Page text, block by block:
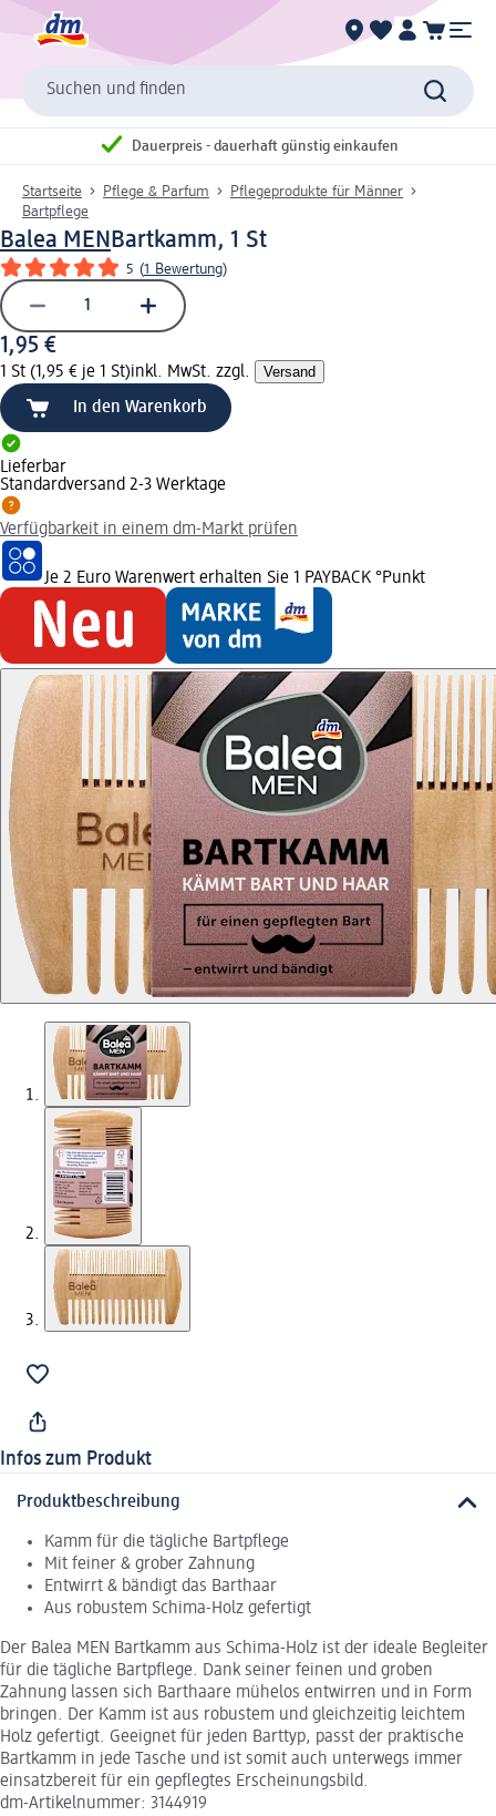
Suchen und finden
Dauerpreis - dauerhaft günstig einkaufen
Startseite Pflege & Parfum
Pflegeprodukte für Männer
Bartpflege
Balea MENBartkamm, 1 St
5 (1 Bewertung)
1,95 €
1 St (1,95 € je 1 St)inkl. MwSt. zzgl. Versand
In den Warenkorb
Lieferbar
Standardversand 2-3 Werktage
Verfügbarkeit in einem dm-Markt prüfen
Je 2 Euro Warenwert erhalten Sie 1 PAYBACK °Punkt
Infos zum Produkt
Produktbeschreibung
Kamm für die tägliche Bartpflege
Mit feiner & grober Zahnung
Entwirrt & bändigt das Barthaar
Aus robustem Schima-Holz gefertigt
Der Balea MEN Bartkamm aus Schima-Holz ist der ideale Begleiter
für die tägliche Bartpflege. Dank seiner feinen und groben
Zahnung lassen sich Barthaare mühelos entwirren und in Form
bringen. Der Kamm ist aus robustem und gleichzeitig leichtem
Holz gefertigt. Geeignet für jeden Barttyp, passt der praktische
Bartkamm in jede Tasche und ist somit auch unterwegs immer
einsatzbereit für ein gepflegtes Erscheinungsbild.
dm-Artikelnummer: 3144919